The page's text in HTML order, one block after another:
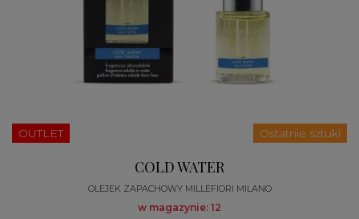
OUTLET Ostatnie sztuki
COLD WATER
OLEJEK ZAPACHOWY MILLEFIORI MILANO
w magazynie: 12